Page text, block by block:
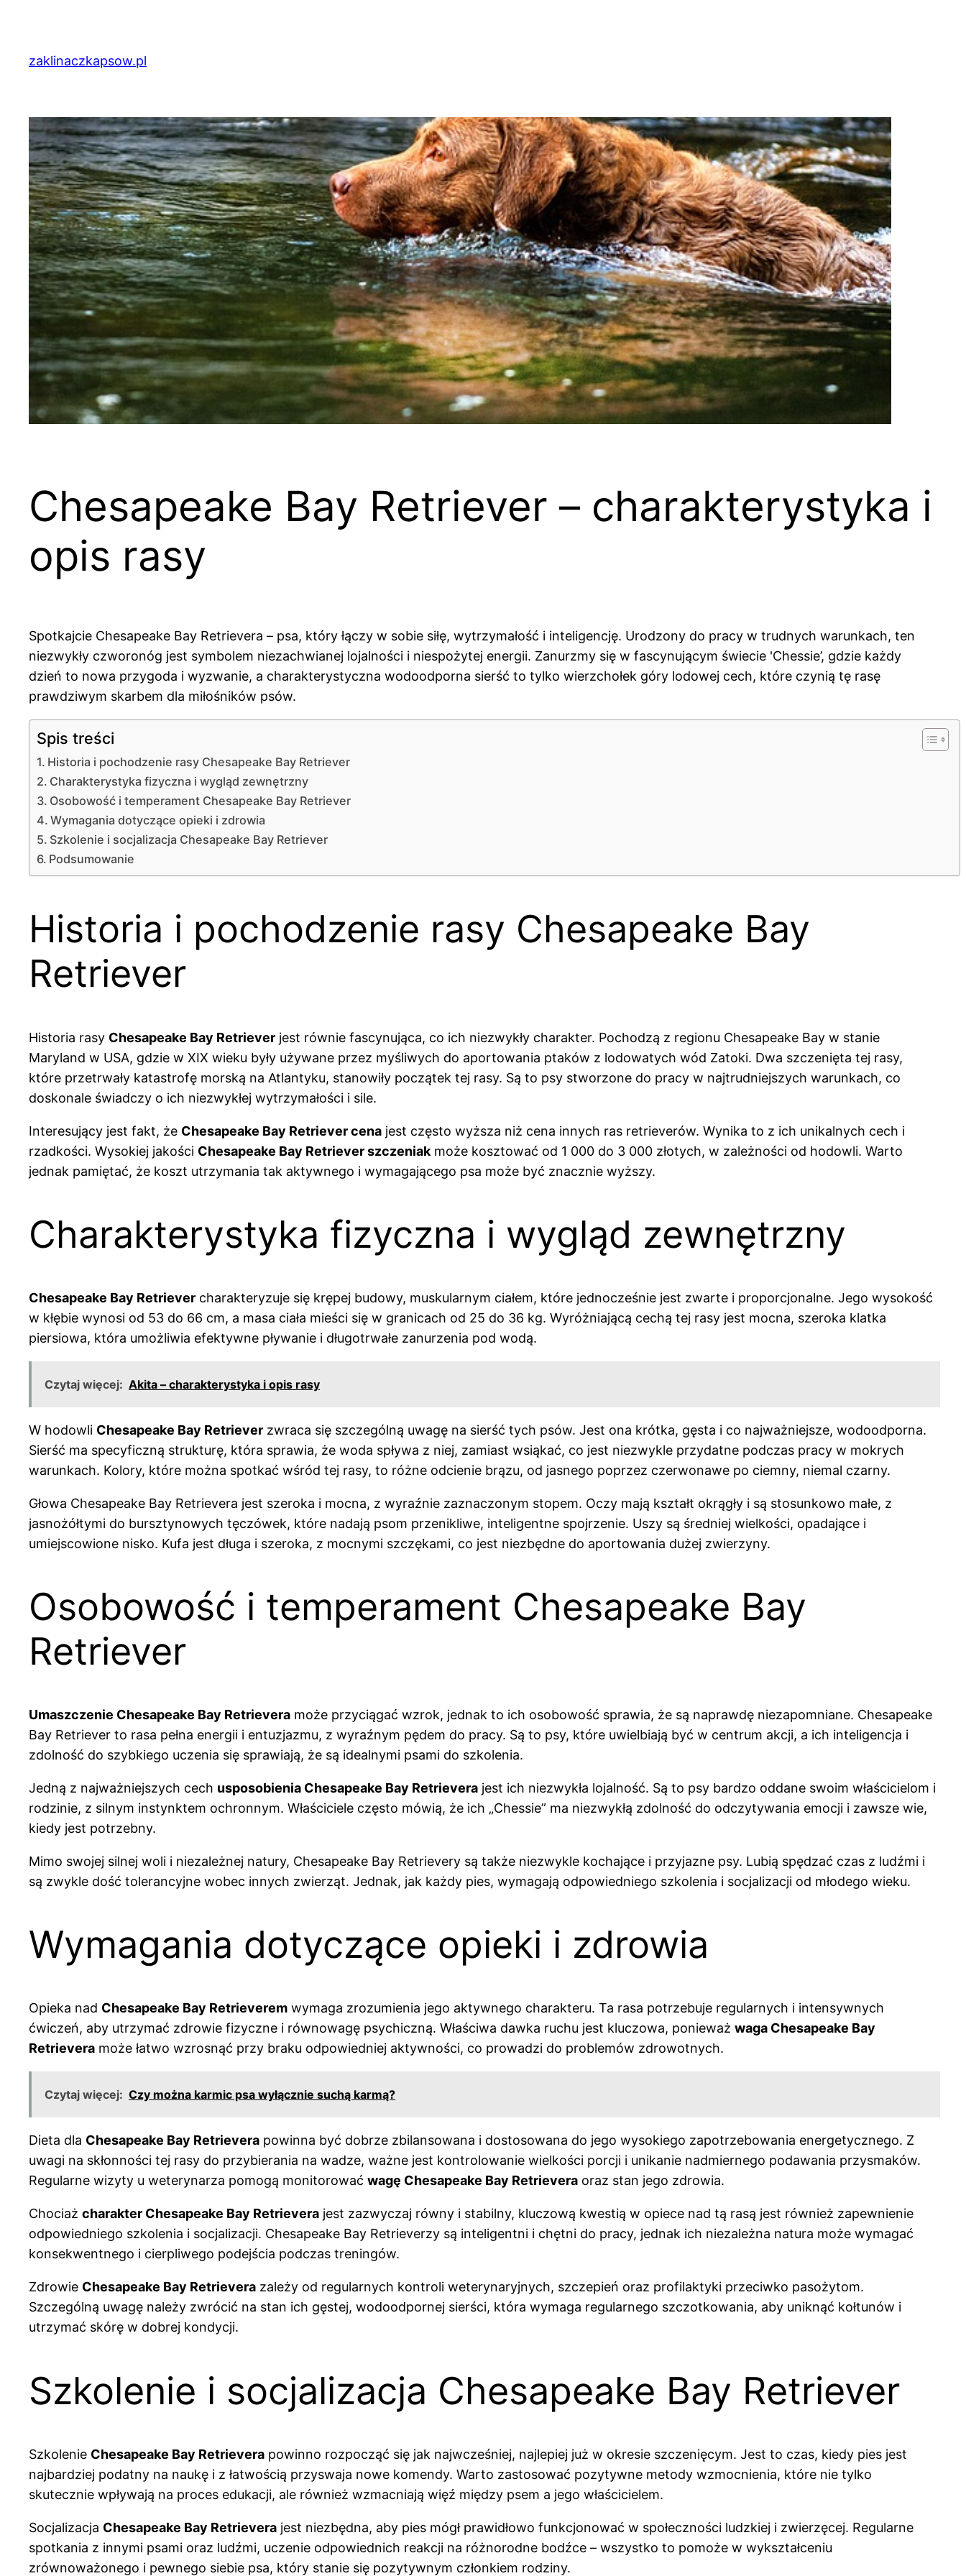
treścizaklinaczkapsow.pl
Chesapeake Bay Retriever – charakterystyka i
opis rasy
Spotkajcie Chesapeake Bay Retrievera – psa, który łączy w sobie siłę, wytrzymałość i inteligencję. Urodzony do pracy w trudnych warunkach, ten
niezwykły czworonóg jest symbolem niezachwianej lojalności i niespożytej energii. Zanurzmy się w fascynującym świecie 'Chessie’, gdzie każdy
dzień to nowa przygoda i wyzwanie, a charakterystyczna wodoodporna sierść to tylko wierzchołek góry lodowej cech, które czynią tę rasę
prawdziwym skarbem dla miłośników psów.
Spis treści
Historia i pochodzenie rasy Chesapeake Bay Retriever
Charakterystyka fizyczna i wygląd zewnętrzny
Osobowość i temperament Chesapeake Bay Retriever
Wymagania dotyczące opieki i zdrowia
Szkolenie i socjalizacja Chesapeake Bay Retriever
Podsumowanie
Historia i pochodzenie rasy Chesapeake Bay
Retriever
Historia rasy Chesapeake Bay Retriever jest równie fascynująca, co ich niezwykły charakter. Pochodzą z regionu Chesapeake Bay w stanie
Maryland w USA, gdzie w XIX wieku były używane przez myśliwych do aportowania ptaków z lodowatych wód Zatoki. Dwa szczenięta tej rasy,
które przetrwały katastrofę morską na Atlantyku, stanowiły początek tej rasy. Są to psy stworzone do pracy w najtrudniejszych warunkach, co
doskonale świadczy o ich niezwykłej wytrzymałości i sile.
Interesujący jest fakt, że Chesapeake Bay Retriever cena jest często wyższa niż cena innych ras retrieverów. Wynika to z ich unikalnych cech i
rzadkości. Wysokiej jakości Chesapeake Bay Retriever szczeniak może kosztować od 1 000 do 3 000 złotych, w zależności od hodowli. Warto
jednak pamiętać, że koszt utrzymania tak aktywnego i wymagającego psa może być znacznie wyższy.
Charakterystyka fizyczna i wygląd zewnętrzny
Chesapeake Bay Retriever charakteryzuje się krępej budowy, muskularnym ciałem, które jednocześnie jest zwarte i proporcjonalne. Jego wysokość
w kłębie wynosi od 53 do 66 cm, a masa ciała mieści się w granicach od 25 do 36 kg. Wyróżniającą cechą tej rasy jest mocna, szeroka klatka
piersiowa, która umożliwia efektywne pływanie i długotrwałe zanurzenia pod wodą.
Czytaj więcej: Akita – charakterystyka i opis rasy
W hodowli Chesapeake Bay Retriever zwraca się szczególną uwagę na sierść tych psów. Jest ona krótka, gęsta i co najważniejsze, wodoodporna.
Sierść ma specyficzną strukturę, która sprawia, że woda spływa z niej, zamiast wsiąkać, co jest niezwykle przydatne podczas pracy w mokrych
warunkach. Kolory, które można spotkać wśród tej rasy, to różne odcienie brązu, od jasnego poprzez czerwonawe po ciemny, niemal czarny.
Głowa Chesapeake Bay Retrievera jest szeroka i mocna, z wyraźnie zaznaczonym stopem. Oczy mają kształt okrągły i są stosunkowo małe, z
jasnożółtymi do bursztynowych tęczówek, które nadają psom przenikliwe, inteligentne spojrzenie. Uszy są średniej wielkości, opadające i
umiejscowione nisko. Kufa jest długa i szeroka, z mocnymi szczękami, co jest niezbędne do aportowania dużej zwierzyny.
Osobowość i temperament Chesapeake Bay
Retriever
Umaszczenie Chesapeake Bay Retrievera może przyciągać wzrok, jednak to ich osobowość sprawia, że są naprawdę niezapomniane. Chesapeake
Bay Retriever to rasa pełna energii i entuzjazmu, z wyraźnym pędem do pracy. Są to psy, które uwielbiają być w centrum akcji, a ich inteligencja i
zdolność do szybkiego uczenia się sprawiają, że są idealnymi psami do szkolenia.
Jedną z najważniejszych cech usposobienia Chesapeake Bay Retrievera jest ich niezwykła lojalność. Są to psy bardzo oddane swoim właścicielom i
rodzinie, z silnym instynktem ochronnym. Właściciele często mówią, że ich „Chessie” ma niezwykłą zdolność do odczytywania emocji i zawsze wie,
kiedy jest potrzebny.
Mimo swojej silnej woli i niezależnej natury, Chesapeake Bay Retrievery są także niezwykle kochające i przyjazne psy. Lubią spędzać czas z ludźmi i
są zwykle dość tolerancyjne wobec innych zwierząt. Jednak, jak każdy pies, wymagają odpowiedniego szkolenia i socjalizacji od młodego wieku.
Wymagania dotyczące opieki i zdrowia
Opieka nad Chesapeake Bay Retrieverem wymaga zrozumienia jego aktywnego charakteru. Ta rasa potrzebuje regularnych i intensywnych
ćwiczeń, aby utrzymać zdrowie fizyczne i równowagę psychiczną. Właściwa dawka ruchu jest kluczowa, ponieważ waga Chesapeake Bay
Retrievera może łatwo wzrosnąć przy braku odpowiedniej aktywności, co prowadzi do problemów zdrowotnych.
Czytaj więcej: Czy można karmic psa wyłącznie suchą karmą?
Dieta dla Chesapeake Bay Retrievera powinna być dobrze zbilansowana i dostosowana do jego wysokiego zapotrzebowania energetycznego. Z
uwagi na skłonności tej rasy do przybierania na wadze, ważne jest kontrolowanie wielkości porcji i unikanie nadmiernego podawania przysmaków.
Regularne wizyty u weterynarza pomogą monitorować wagę Chesapeake Bay Retrievera oraz stan jego zdrowia.
Chociaż charakter Chesapeake Bay Retrievera jest zazwyczaj równy i stabilny, kluczową kwestią w opiece nad tą rasą jest również zapewnienie
odpowiedniego szkolenia i socjalizacji. Chesapeake Bay Retrieverzy są inteligentni i chętni do pracy, jednak ich niezależna natura może wymagać
konsekwentnego i cierpliwego podejścia podczas treningów.
Zdrowie Chesapeake Bay Retrievera zależy od regularnych kontroli weterynaryjnych, szczepień oraz profilaktyki przeciwko pasożytom.
Szczególną uwagę należy zwrócić na stan ich gęstej, wodoodpornej sierści, która wymaga regularnego szczotkowania, aby uniknąć kołtunów i
utrzymać skórę w dobrej kondycji.
Szkolenie i socjalizacja Chesapeake Bay Retriever
Szkolenie Chesapeake Bay Retrievera powinno rozpocząć się jak najwcześniej, najlepiej już w okresie szczenięcym. Jest to czas, kiedy pies jest
najbardziej podatny na naukę i z łatwością przyswaja nowe komendy. Warto zastosować pozytywne metody wzmocnienia, które nie tylko
skutecznie wpływają na proces edukacji, ale również wzmacniają więź między psem a jego właścicielem.
Socjalizacja Chesapeake Bay Retrievera jest niezbędna, aby pies mógł prawidłowo funkcjonować w społeczności ludzkiej i zwierzęcej. Regularne
spotkania z innymi psami oraz ludźmi, uczenie odpowiednich reakcji na różnorodne bodźce – wszystko to pomoże w wykształceniu
zrównoważonego i pewnego siebie psa, który stanie się pozytywnym członkiem rodziny.